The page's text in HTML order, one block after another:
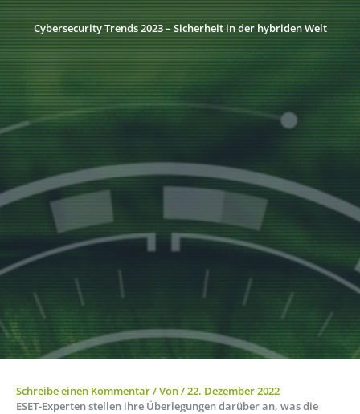
Cybersecurity Trends 2023 – Sicherheit in der hybriden Welt
Schreibe einen Kommentar/ Von/22. Dezember 2022
ESET-Experten stellen ihre Überlegungen darüber an, was die